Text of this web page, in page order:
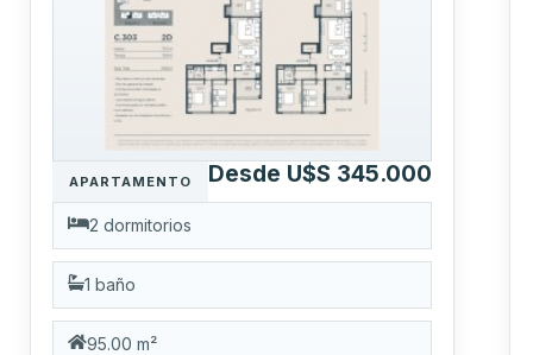
APARTAMENTO Desde U$S 345.000
2 dormitorios
1 baño
95.00 m²